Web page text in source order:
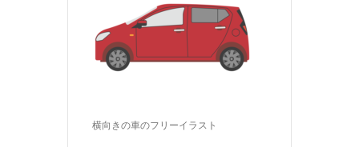
横向きの車のフリーイラスト